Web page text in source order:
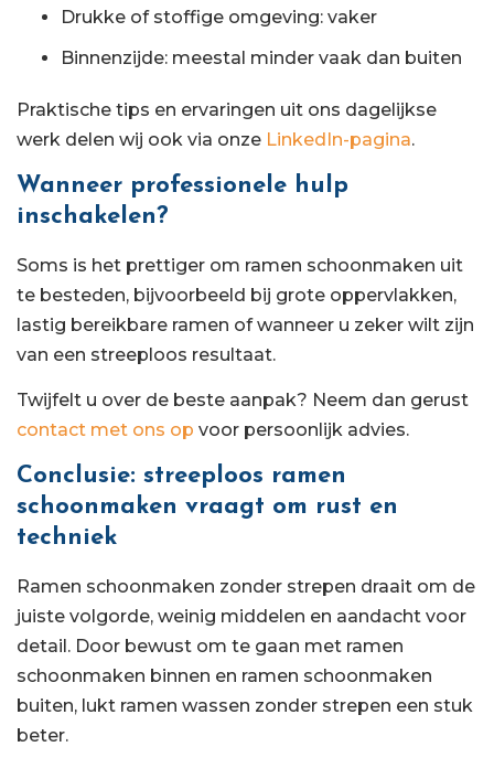
Drukke of stoffige omgeving: vaker
Binnenzijde: meestal minder vaak dan buiten
Praktische tips en ervaringen uit ons dagelijkse
werk delen wij ook via onze LinkedIn-pagina.
Wanneer professionele hulp
inschakelen?
Soms is het prettiger om ramen schoonmaken uit
te besteden, bijvoorbeeld bij grote oppervlakken,
lastig bereikbare ramen of wanneer u zeker wilt zijn
van een streeploos resultaat.
Twijfelt u over de beste aanpak? Neem dan gerust
contact met ons op voor persoonlijk advies.
Conclusie: streeploos ramen
schoonmaken vraagt om rust en
techniek
Ramen schoonmaken zonder strepen draait om de
juiste volgorde, weinig middelen en aandacht voor
detail. Door bewust om te gaan met ramen
schoonmaken binnen en ramen schoonmaken
buiten, lukt ramen wassen zonder strepen een stuk
beter.